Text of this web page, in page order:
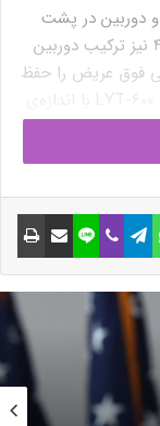
ردمی توربو ۳ و ردمی توربو ۴ با دو دوربین در پشت
عرضه شدند و شایعه شده است که ردمی توربو ۴ نیز ترکیب دوربین
فوق عریض را حفظ
خواهد کرد. حسگر دوربین اصلی می‌تواند سونی LYT-600 با اندازه‌ی
واتس آپ تلگرام وایبر لاین اشتراک گذاری با ایمیل